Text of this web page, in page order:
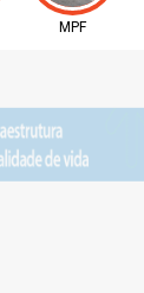
MPF